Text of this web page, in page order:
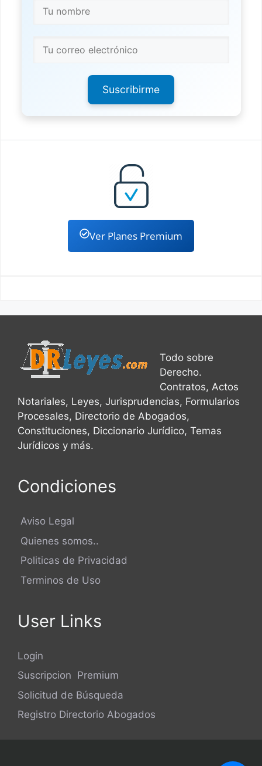
Suscribirme
Ver Planes Premium
Todo sobre
Derecho.
Contratos, Actos
Notariales, Leyes, Jurisprudencias, Formularios
Procesales, Directorio de Abogados,
Constituciones, Diccionario Jurídico, Temas
Jurídicos y más.
Condiciones
Aviso Legal
Quienes somos..
Politicas de Privacidad
Terminos de Uso
User Links
Login
Suscripcion Premium
Solicitud de Búsqueda
Registro Directorio Abogados